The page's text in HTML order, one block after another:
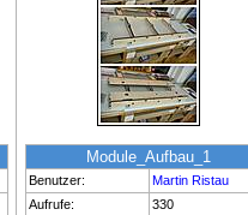
Module_Aufbau_1
Benutzer:
Martin Ristau
Aufrufe:
330